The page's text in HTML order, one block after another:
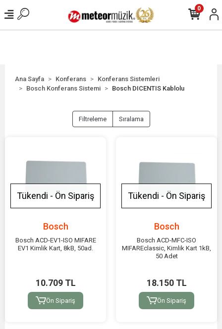
0
Ana Sayfa Konferans
Konferans Sistemleri
Bosch Konferans Sistemi
Bosch DICENTIS Kablolu
Filtreleme Sıralama
Tükendi - Ön Sipariş
Bosch
Bosch ACD-EV1-ISO MIFARE
EV1 Kimlik Kart, 8kB, 50ad.
10.709 TL
Ön Sipariş
Tükendi - Ön Sipariş
Bosch
Bosch ACD-MFC-ISO
MIFAREclassic, Kimlik Kart 1kB,
50 Adet
18.150 TL
Ön Sipariş